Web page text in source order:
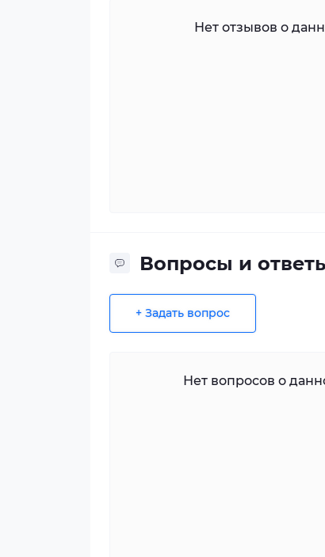
Нет отзывов о
Вопросы и
+ Задать вопрос
Нет вопросов о